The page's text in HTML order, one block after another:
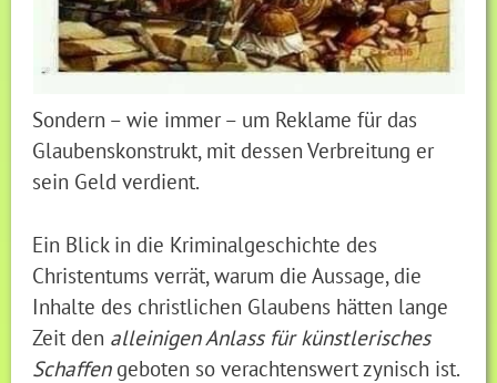
Sondern – wie immer – um Reklame für das
Glaubenskonstrukt, mit dessen Verbreitung er
sein Geld verdient.
Ein Blick in die Kriminalgeschichte des
Christentums verrät, warum die Aussage, die
Inhalte des christlichen Glaubens hätten lange
Zeit den alleinigen Anlass für künstlerisches
Schaffengeboten so verachtenswert zynisch ist.